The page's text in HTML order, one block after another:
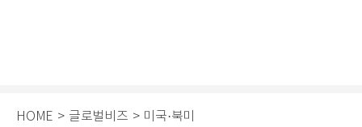
HOME > 글로벌비즈 > 미국·북미